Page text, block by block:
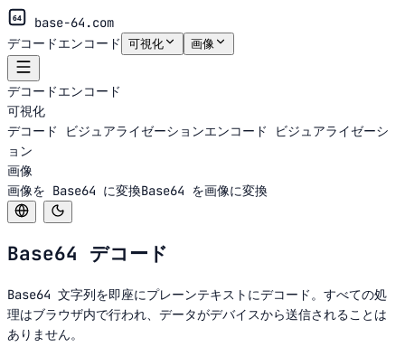
64
base-64.com
デコードエンコード 可視化 画像
デコードエンコード
可視化
デコード ビジュアライゼーションエンコード ビジュアライゼーシ
ョン
画像
画像を Base64 に変換Base64 を画像に変換
Base64 デコード
Base64 文字列を即座にプレーンテキストにデコード。すべての処
理はブラウザ内で行われ、データがデバイスから送信されることは
ありません。